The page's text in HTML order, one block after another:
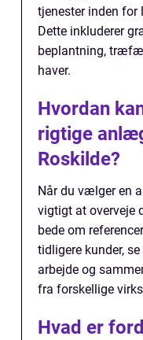
tjenester inden
Dette inkluderer
beplantning,
haver.
Hvordan
rigtige
Roskilde?
Når du vælger en
vigtigt at overveje
bede om
tidligere kunder,
arbejde og
fra forskellige
Hvad er